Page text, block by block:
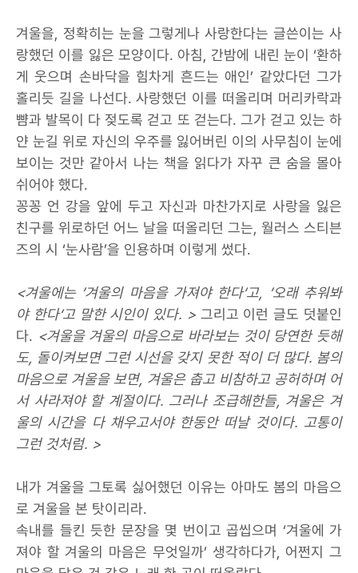
겨울을, 정확히는 눈을 그렇게나 사랑한다는 글쓴이는 사
랑했던 이를 잃은 모양이다. 아침, 간밤에 내린 눈이 ‘환하
게 웃으며 손바닥을 힘차게 흔드는 애인’ 같았다던 그가
홀리듯 길을 나선다. 사랑했던 이를 떠올리며 머리카락과
뺨과 발목이 다 젖도록 걷고 또 걷는다. 그가 걷고 있는 하
얀 눈길 위로 자신의 우주를 잃어버린 이의 사무침이 눈에
보이는 것만 같아서 나는 책을 읽다가 자꾸 큰 숨을 몰아
쉬어야 했다.
꽁꽁 언 강을 앞에 두고 자신과 마찬가지로 사랑을 잃은
친구를 위로하던 어느 날을 떠올리던 그는, 월러스 스티븐
즈의 시 ‘눈사람’을 인용하며 이렇게 썼다.
<겨울에는 ’겨울의 마음을 가져야 한다‘고, ’오래 추워봐
야 한다‘고 말한 시인이 있다. >그리고 이런 글도 덧붙인
다. <겨울을 겨울의 마음으로 바라보는 것이 당연한 듯해
도, 돌이켜보면 그런 시선을 갖지 못한 적이 더 많다. 봄의
마음으로 겨울을 보면, 겨울은 춥고 비참하고 공허하며 어
서 사라져야 할 계절이다. 그러나 조급해한들, 겨울은 겨
울의 시간을 다 채우고서야 한동안 떠날 것이다. 고통이
그런 것처럼. >
내가 겨울을 그토록 싫어했던 이유는 아마도 봄의 마음으
로 겨울을 본 탓이리라.
속내를 들킨 듯한 문장을 몇 번이고 곱씹으며 ‘겨울에 가
져야 할 겨울의 마음은 무엇일까’ 생각하다가, 어쩐지 그